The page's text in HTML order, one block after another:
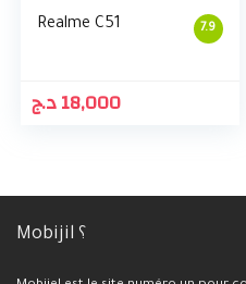
7.9
Realme C51
18,000د.ج
Mobijil ؟